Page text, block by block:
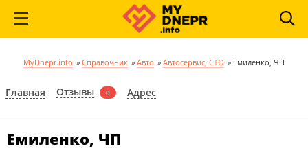
MyDnepr.info » Справочник » Авто » Автосервис, СТО » Емиленко, ЧП
Главная Отзывы 0 Адрес
Емиленко, ЧП